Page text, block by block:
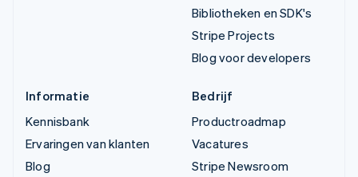
Bibliotheken en SDK's
Stripe Projects
Blog voor developers
Informatie
Kennisbank
Ervaringen van klanten
Blog
Bedrijf
Productroadmap
Vacatures
Stripe Newsroom